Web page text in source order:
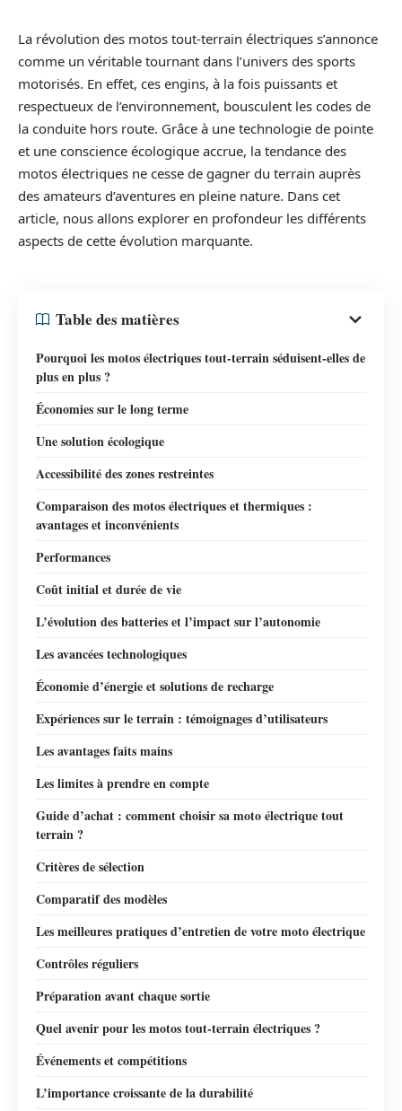
La révolution des motos tout-terrain électriques s’annonce
comme un véritable tournant dans l’univers des sports
motorisés. En effet, ces engins, à la fois puissants et
respectueux de l’environnement, bousculent les codes de
la conduite hors route. Grâce à une technologie de pointe
et une conscience écologique accrue, la tendance des
motos électriques ne cesse de gagner du terrain auprès
des amateurs d’aventures en pleine nature. Dans cet
article, nous allons explorer en profondeur les différents
aspects de cette évolution marquante.
Table des matières
Pourquoi les motos électriques tout-terrain séduisent-elles de
plus en plus ?
Économies sur le long terme
Une solution écologique
Accessibilité des zones restreintes
Comparaison des motos électriques et thermiques :
avantages et inconvénients
Performances
Coût initial et durée de vie
L’évolution des batteries et l’impact sur l’autonomie
Les avancées technologiques
Économie d’énergie et solutions de recharge
Expériences sur le terrain : témoignages d’utilisateurs
Les avantages faits mains
Les limites à prendre en compte
Guide d’achat : comment choisir sa moto électrique tout
terrain ?
Critères de sélection
Comparatif des modèles
Les meilleures pratiques d’entretien de votre moto électrique
Contrôles réguliers
Préparation avant chaque sortie
Quel avenir pour les motos tout-terrain électriques ?
Événements et compétitions
L’importance croissante de la durabilité